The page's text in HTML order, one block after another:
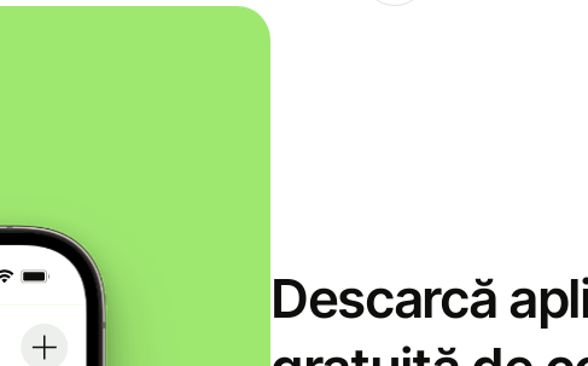
Descarcă